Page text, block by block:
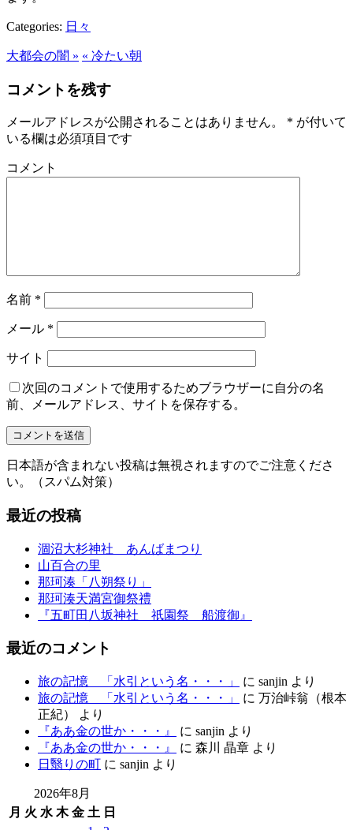
Categories: 日々
大都会の闇 » « 冷たい朝
コメントを残す
メールアドレスが公開されることはありません。 * が付いて
いる欄は必須項目です
コメント
名前 *
メール *
サイト
次回のコメントで使用するためブラウザーに自分の名
前、メールアドレス、サイトを保存する。
日本語が含まれない投稿は無視されますのでご注意くださ
い。（スパム対策）
最近の投稿
涸沼大杉神社 あんばまつり
山百合の里
那珂湊「八朔祭り」
那珂湊天満宮御祭禮
『五町田八坂神社 祇園祭 船渡御』
最近のコメント
旅の記憶 「水引という名・・・」 に sanjin より
旅の記憶 「水引という名・・・」
に 万治峠翁（根本
正紀）
より
『ああ金の世か・・・』
に sanjin より
『ああ金の世か・・・』
に 森川 晶章 より
日翳りの町 に sanjin より
2026年8月
月 火 水 木 金 土 日